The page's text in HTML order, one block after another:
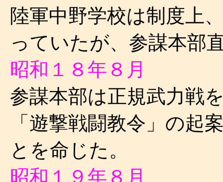
陸軍中野学校は制度上
っていたが、参謀本部
昭和１８年８月
参謀本部は正規武力戦
「遊撃戦闘教令」の起
とを命じた。
昭和１９年８月